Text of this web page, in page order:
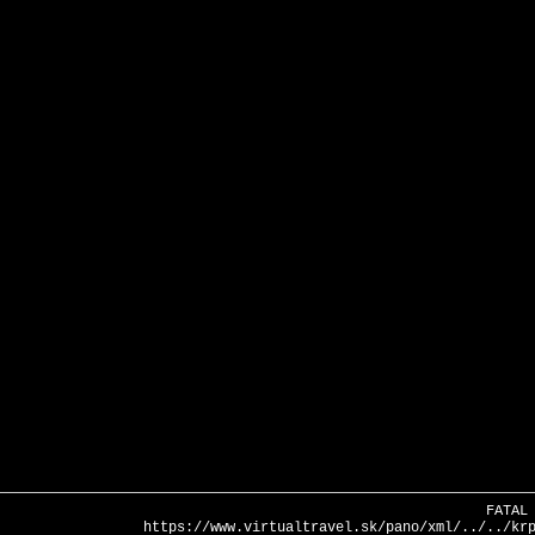
FATAL
https://www.virtualtravel.sk/pano/xml/../../